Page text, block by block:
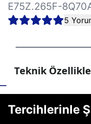
E75Z.265F-
5
Teknik
Tercihlerinle